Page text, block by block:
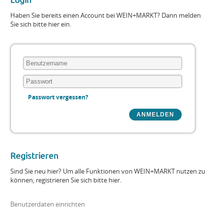
Haben Sie bereits einen Account bei WEIN+MARKT? Dann melden
Sie sich bitte hier ein.
Passwort vergessen?
Registrieren
Sind Sie neu hier? Um alle Funktionen von WEIN+MARKT nutzen zu
können, registrieren Sie sich bitte hier.
Benutzerdaten einrichten